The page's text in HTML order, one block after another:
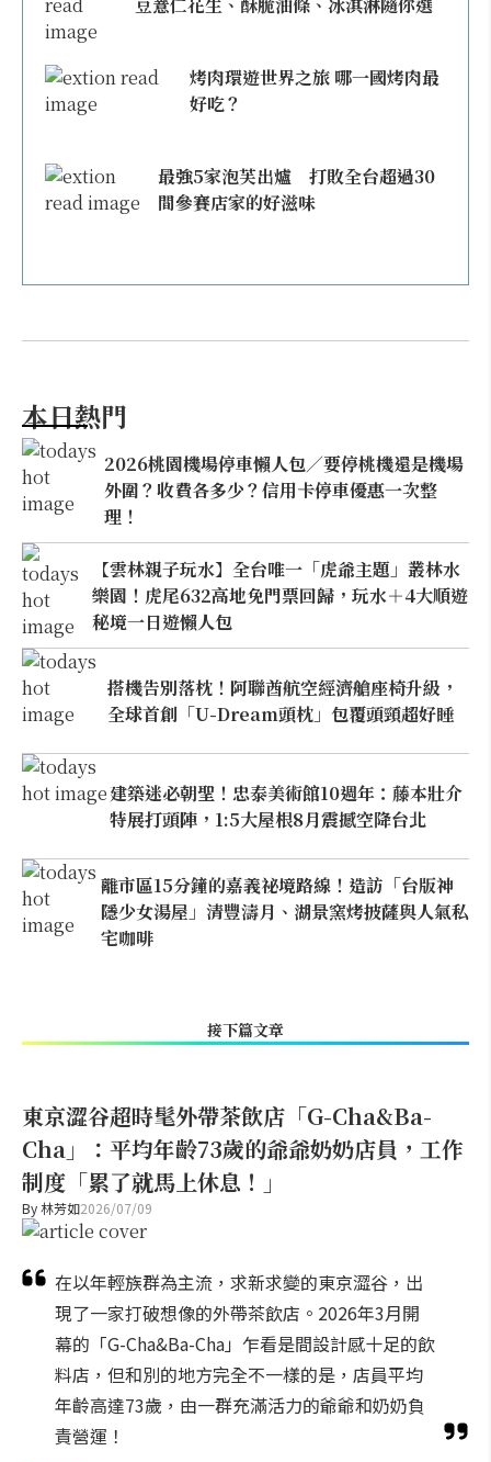
烤肉環遊世界之旅 哪一國烤肉最
好吃？
最強5家泡芙出爐 打敗全台超過30
間參賽店家的好滋味
本日熱門
2026桃園機場停車懶人包／要停桃機還是機場
外圍？收費各多少？信用卡停車優惠一次整
理！
【雲林親子玩水】全台唯一「虎爺主題」叢林水
樂園！虎尾632高地免門票回歸，玩水＋4大順遊
秘境一日遊懶人包
搭機告別落枕！阿聯酋航空經濟艙座椅升級，
全球首創「U-Dream頭枕」包覆頭頸超好睡
建築迷必朝聖！忠泰美術館10週年：藤本壯介
特展打頭陣，1:5大屋根8月震撼空降台北
離市區15分鐘的嘉義祕境路線！造訪「台版神
隱少女湯屋」清豐濤月、湖景窯烤披薩與人氣私
宅咖啡
接下篇文章
東京澀谷超時髦外帶茶飲店「G-Cha&Ba-
Cha」：平均年齡73歲的爺爺奶奶店員，工作
制度「累了就馬上休息！」
By林芳如2026/07/09
在以年輕族群為主流，求新求變的東京澀谷，出
現了一家打破想像的外帶茶飲店。2026年3月開
幕的「G-Cha&Ba-Cha」乍看是間設計感十足的飲
料店，但和別的地方完全不一樣的是，店員平均
年齡高達73歲，由一群充滿活力的爺爺和奶奶負
責營運！